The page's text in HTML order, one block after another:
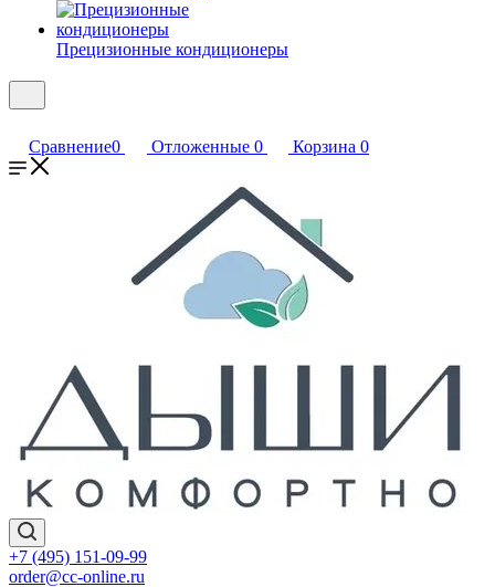
Прецизионные кондиционеры
Сравнение0 Отложенные 0 Корзина 0
+7 (495) 151-09-99
order@cc-online.ru